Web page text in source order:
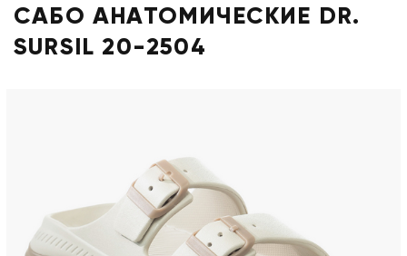
САБО АНАТОМИЧЕСКИЕ DR.
SURSIL 20-2504